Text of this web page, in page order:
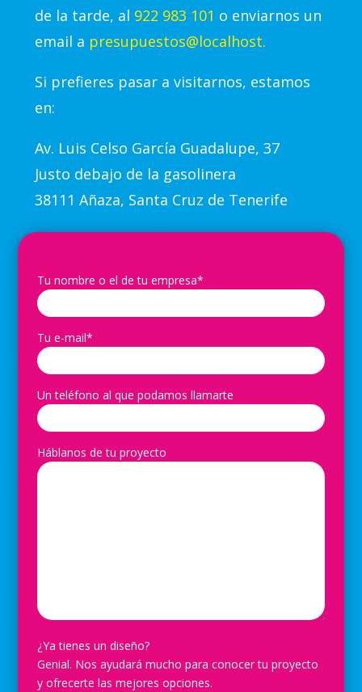
de la tarde, al 922 983 101 o enviarnos un
email a presupuestos@localhost.
Si prefieres pasar a visitarnos, estamos
en:
Av. Luis Celso García Guadalupe, 37
Justo debajo de la gasolinera
38111 Añaza, Santa Cruz de Tenerife
Tu nombre o el de tu empresa*
Tu e-mail*
Un teléfono al que podamos llamarte
Háblanos de tu proyecto
¿Ya tienes un diseño?
Genial. Nos ayudará mucho para conocer tu proyecto
y ofrecerte las mejores opciones.